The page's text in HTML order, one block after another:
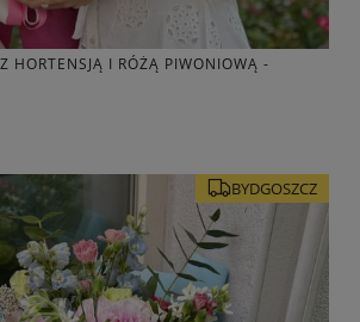
HORTENSJĄ I RÓŻĄ PIWONIOWĄ -
BYDGOSZCZ